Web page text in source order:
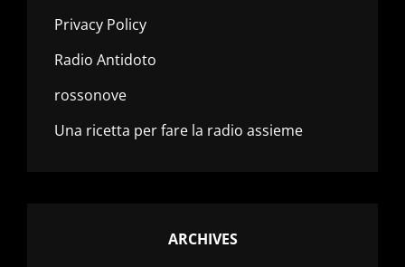
Privacy Policy
Radio Antidoto
rossonove
Una ricetta per fare la radio assieme
ARCHIVES